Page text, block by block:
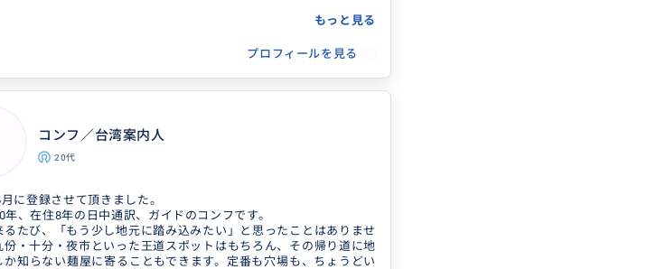
もっと見る
プロフィールを見る
コンフ／台湾案内人
20代
に登録させて頂きました。
年、在住8年の日中通訳、ガイドのコンフです。
るたび、「もう少し地元に踏み込みたい」と思ったことはありませ
份・十分・夜市といった王道スポットはもちろん、その帰り道に地
か知らない麺屋に寄ることもできます。定番も穴場も、ちょうどい